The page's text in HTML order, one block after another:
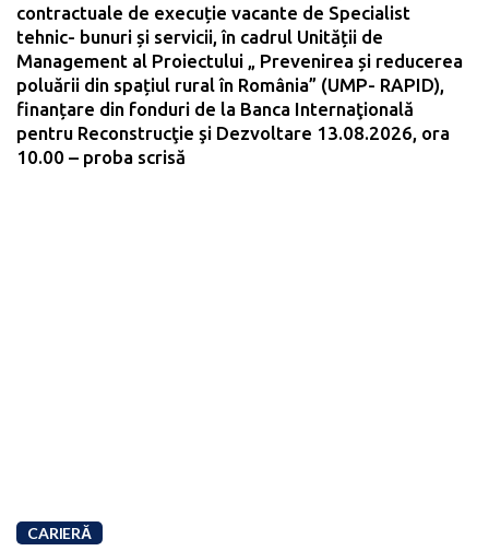
contractuale de execuție vacante de Specialist
tehnic- bunuri și servicii, în cadrul Unității de
Management al Proiectului „ Prevenirea și reducerea
poluării din spațiul rural în România” (UMP- RAPID),
finanțare din fonduri de la Banca Internaţională
pentru Reconstrucţie şi Dezvoltare 13.08.2026, ora
10.00 – proba scrisă
CARIERĂ